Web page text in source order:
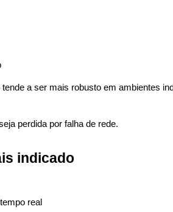
a ser mais robusto em ambientes
perdida por falha de rede.
indicado
real